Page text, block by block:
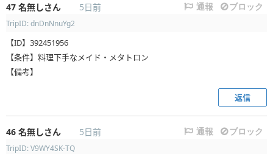
47 名無しさん 5日前 通報 ブロック
TripID: dnDnNnuYg2
【ID】392451956
【条件】料理下手なメイド・メタトロン
【備考】
返信
46 名無しさん 5日前 通報 ブロック
TripID: V9WY4SK-TQ